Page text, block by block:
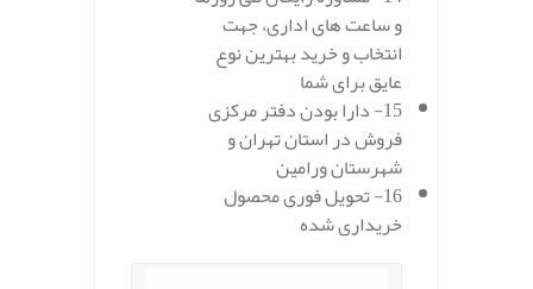
و ساعت های اداری، جهت
انتخاب و خرید بهترین نوع
عایق برای شما
15- دارا بودن دفتر مرکزی
فروش در استان تهران و
شهرستان ورامین
16- تحویل فوری محصول
خریداری شده